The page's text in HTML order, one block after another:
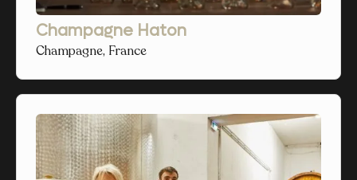
Champagne Haton
Champagne, France